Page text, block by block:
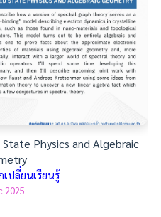
State Physics and Algebraic
ปลี่ยนเรียนรู้
2025